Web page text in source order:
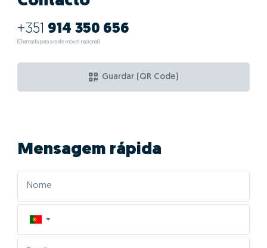
+351 914 350 656
(Chamada para a rede móvel nacional)
Guardar (QR Code)
Mensagem rápida
▼